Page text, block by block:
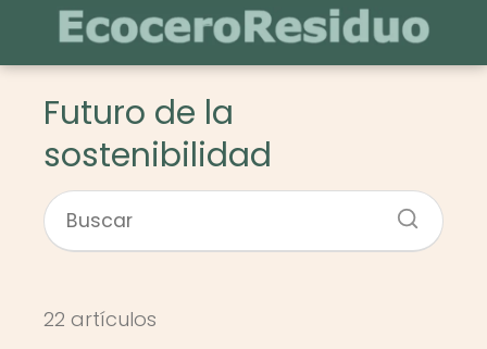
Futuro de la
sostenibilidad
22 artículos